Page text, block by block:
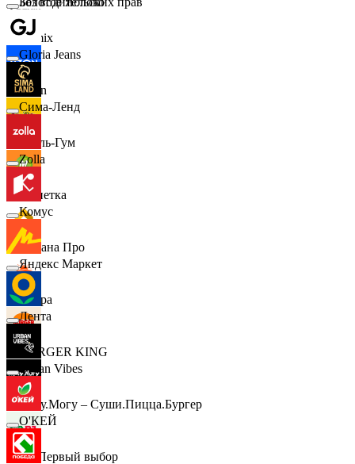
Demix
Ozon
Бубль-Гум
Монетка
Лемана Про
7 утра
BURGER KING
Хочу.Могу – Суши.Пицца.Бургер
B1 Первый выбор
Gloria Jeans
Сима-Ленд
Zolla
Комус
Яндекс Маркет
Лента
Urban Vibes
О'КЕЙ